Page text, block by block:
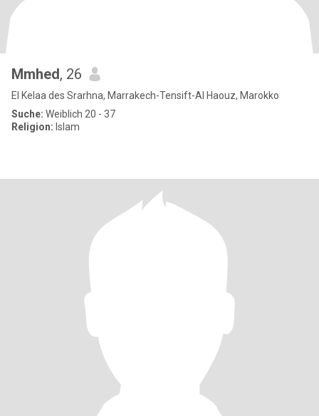
Mmhed, 26
El Kelaa des Srarhna, Marrakech-Tensift-Al Haouz, Marokko
Suche: Weiblich 20 - 37
Religion: Islam